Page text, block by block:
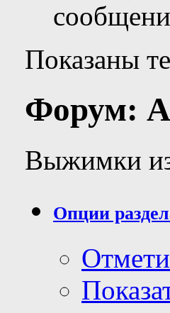
Показаны
Форум:
Выжимки из
Опции